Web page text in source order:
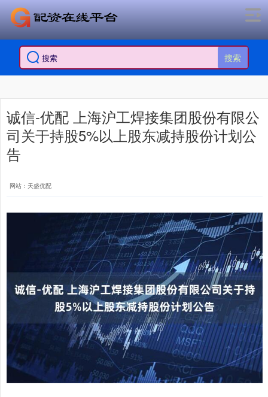
搜索
诚信-优配 上海沪工焊接集团股份有限公
司关于持股5%以上股东减持股份计划公
告
网站：天盛优配